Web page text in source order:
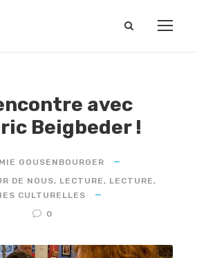
avec
Beigbeder !
GOUSENBOURGER
DE NOUS, LECTURE, LECTURE,
CULTURELLES
0